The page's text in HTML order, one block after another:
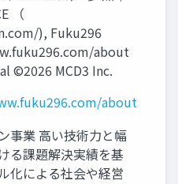
（
), Fuku296
about
©2026 MCD3 Inc.
about
事業 高い技術力と幅
る課題解決実績を基
化による社会や経営